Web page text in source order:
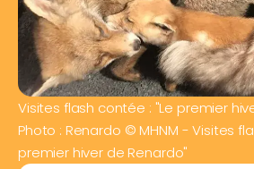
Visites flash contée : "Le premier
Photo : Renardo © MHNM - Visites
premier hiver de Renardo"